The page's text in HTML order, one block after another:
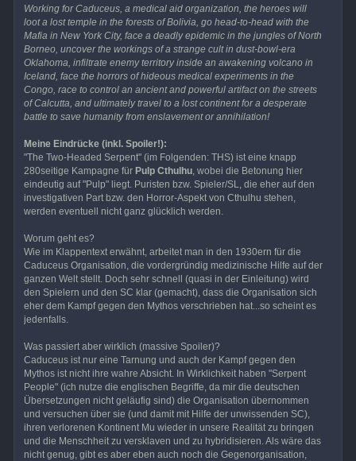
Working for Caduceus, a medical aid organization, the heroes will
loot a lost temple in the forests of Bolivia, go head-to-head with the
Mafia in New York City, face a deadly epidemic in the jungles of North
Borneo, uncover the workings of a strange cult in dust-bowl-era
Oklahoma, infiltrate enemy territory inside an awakening volcano in
Iceland, face the horrors of hideous medical experiments in the
Congo, race to control an ancient and powerful artifact on the streets
of Calcutta, and ultimately travel to a lost continent for a desperate
battle to save humanity from enslavement or annihilation!
Meine Eindrücke (inkl. Spoiler!):
"The Two-Headed Serpent" (im Folgenden: THS) ist eine knapp
280seitige Kampagne für Pulp Cthulhu, wobei die Betonung hier
eindeutig auf "Pulp" liegt. Puristen bzw. Spieler/SL, die eher auf den
investigativen Part bzw. den Horror-Aspekt von Cthulhu stehen,
werden eventuell nicht ganz glücklich werden.
Worum geht es?
Wie im Klappentext erwähnt, arbeitet man in den 1930ern für die
Caduceus Organisation, die vordergründig medizinische Hilfe auf der
ganzen Welt stellt. Doch sehr schnell (quasi in der Einleitung) wird
den Spielern und den SC klar (gemacht), dass die Organisation sich
eher dem Kampf gegen den Mythos verschrieben hat...so scheint es
jedenfalls.
Was passiert aber wirklich (massive Spoiler)?
Caduceus ist nur eine Tarnung und auch der Kampf gegen den
Mythos ist nicht ihre wahre Absicht. In Wirklichkeit haben "Serpent
People" (ich nutze die englischen Begriffe, da mir die deutschen
Übersetzungen nicht geläufig sind) die Organisation übernommen
und versuchen über sie (und damit mit Hilfe der unwissenden SC),
ihren verlorenen Kontinent Mu wieder in unsere Realität zu bringen
und die Menschheit zu versklaven und zu hybridisieren. Als wäre das
nicht genug, gibt es aber eben auch noch die Gegenorganisation,